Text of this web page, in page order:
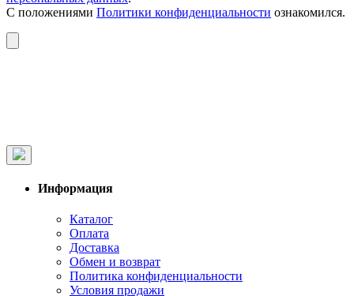
С положениями Политики конфиденциальности ознакомился.
Информация
Каталог
Оплата
Доставка
Обмен и возврат
Политика конфиденциальности
Условия продажи